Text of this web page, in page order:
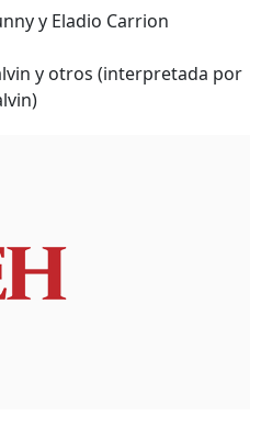
y Eladio Carrion
y otros (interpretada por